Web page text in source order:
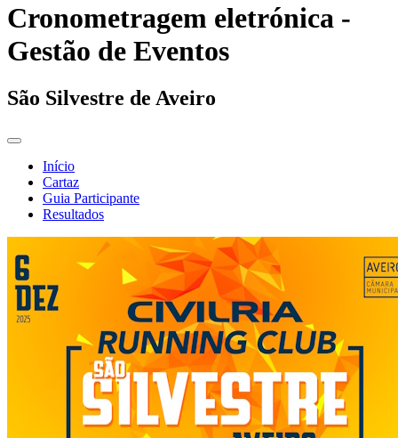
Cronometragem eletrónica -
Gestão de Eventos
São Silvestre de Aveiro
Início
Cartaz
Guia Participante
Resultados